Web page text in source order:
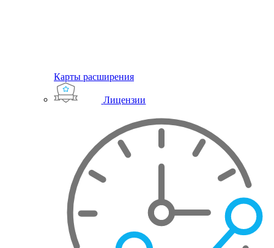
Карты расширения
Лицензии